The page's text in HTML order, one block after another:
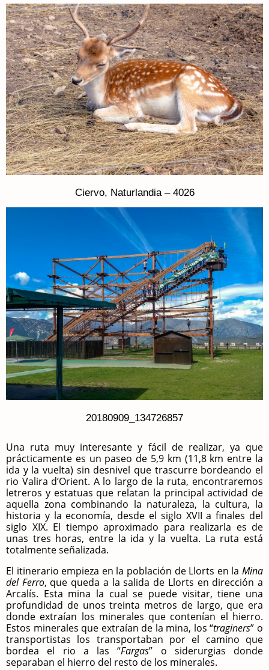
Ciervo, Naturlandia – 4026
20180909_134726857
Una ruta muy interesante y fácil de realizar, ya que
prácticamente es un paseo de 5,9 km (11,8 km entre la
ida y la vuelta) sin desnivel que trascurre bordeando el
rio Valira d’Orient. A lo largo de la ruta, encontraremos
letreros y estatuas que relatan la principal actividad de
aquella zona combinando la naturaleza, la cultura, la
historia y la economía, desde el siglo XVII a finales del
siglo XIX. El tiempo aproximado para realizarla es de
unas tres horas, entre la ida y la vuelta. La ruta está
totalmente señalizada.
El itinerario empieza en la población de Llorts en la Mina
del Ferro, que queda a la salida de Llorts en dirección a
Arcalís. Esta mina la cual se puede visitar, tiene una
profundidad de unos treinta metros de largo, que era
donde extraían los minerales que contenían el hierro.
Estos minerales que extraían de la mina, los “traginers” o
transportistas los transportaban por el camino que
bordea el rio a las “Fargas” o siderurgias donde
separaban el hierro del resto de los minerales.